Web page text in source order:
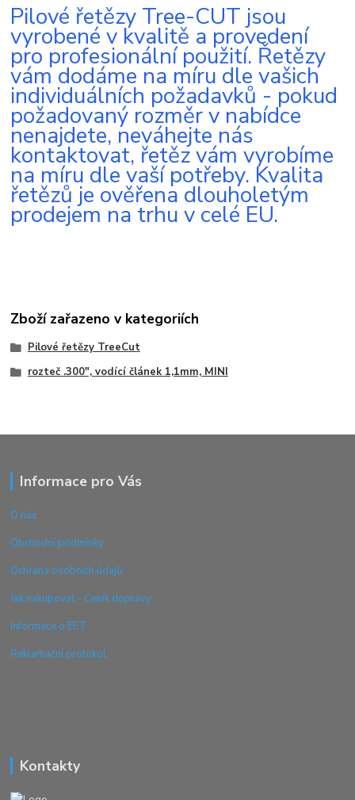
Pilové řetězy Tree-CUT jsou
vyrobené v kvalitě a provedení
pro profesionální použití. Řetězy
vám dodáme na míru dle vašich
individuálních požadavků - pokud
požadovaný rozměr v nabídce
nenajdete, neváhejte nás
kontaktovat, řetěz vám vyrobíme
na míru dle vaší potřeby. Kvalita
řetězů je ověřena dlouholetým
prodejem na trhu v celé EU.
Zboží zařazeno v kategoriích
Pilové řetězy TreeCut
rozteč .300", vodící článek 1,1mm, MINI
Informace pro Vás
O nás
Obchodní podmínky
Ochrana osobních údajů
Jak nakupovat - Ceník dopravy
Informace o EET
Reklamační protokol
Kontakty